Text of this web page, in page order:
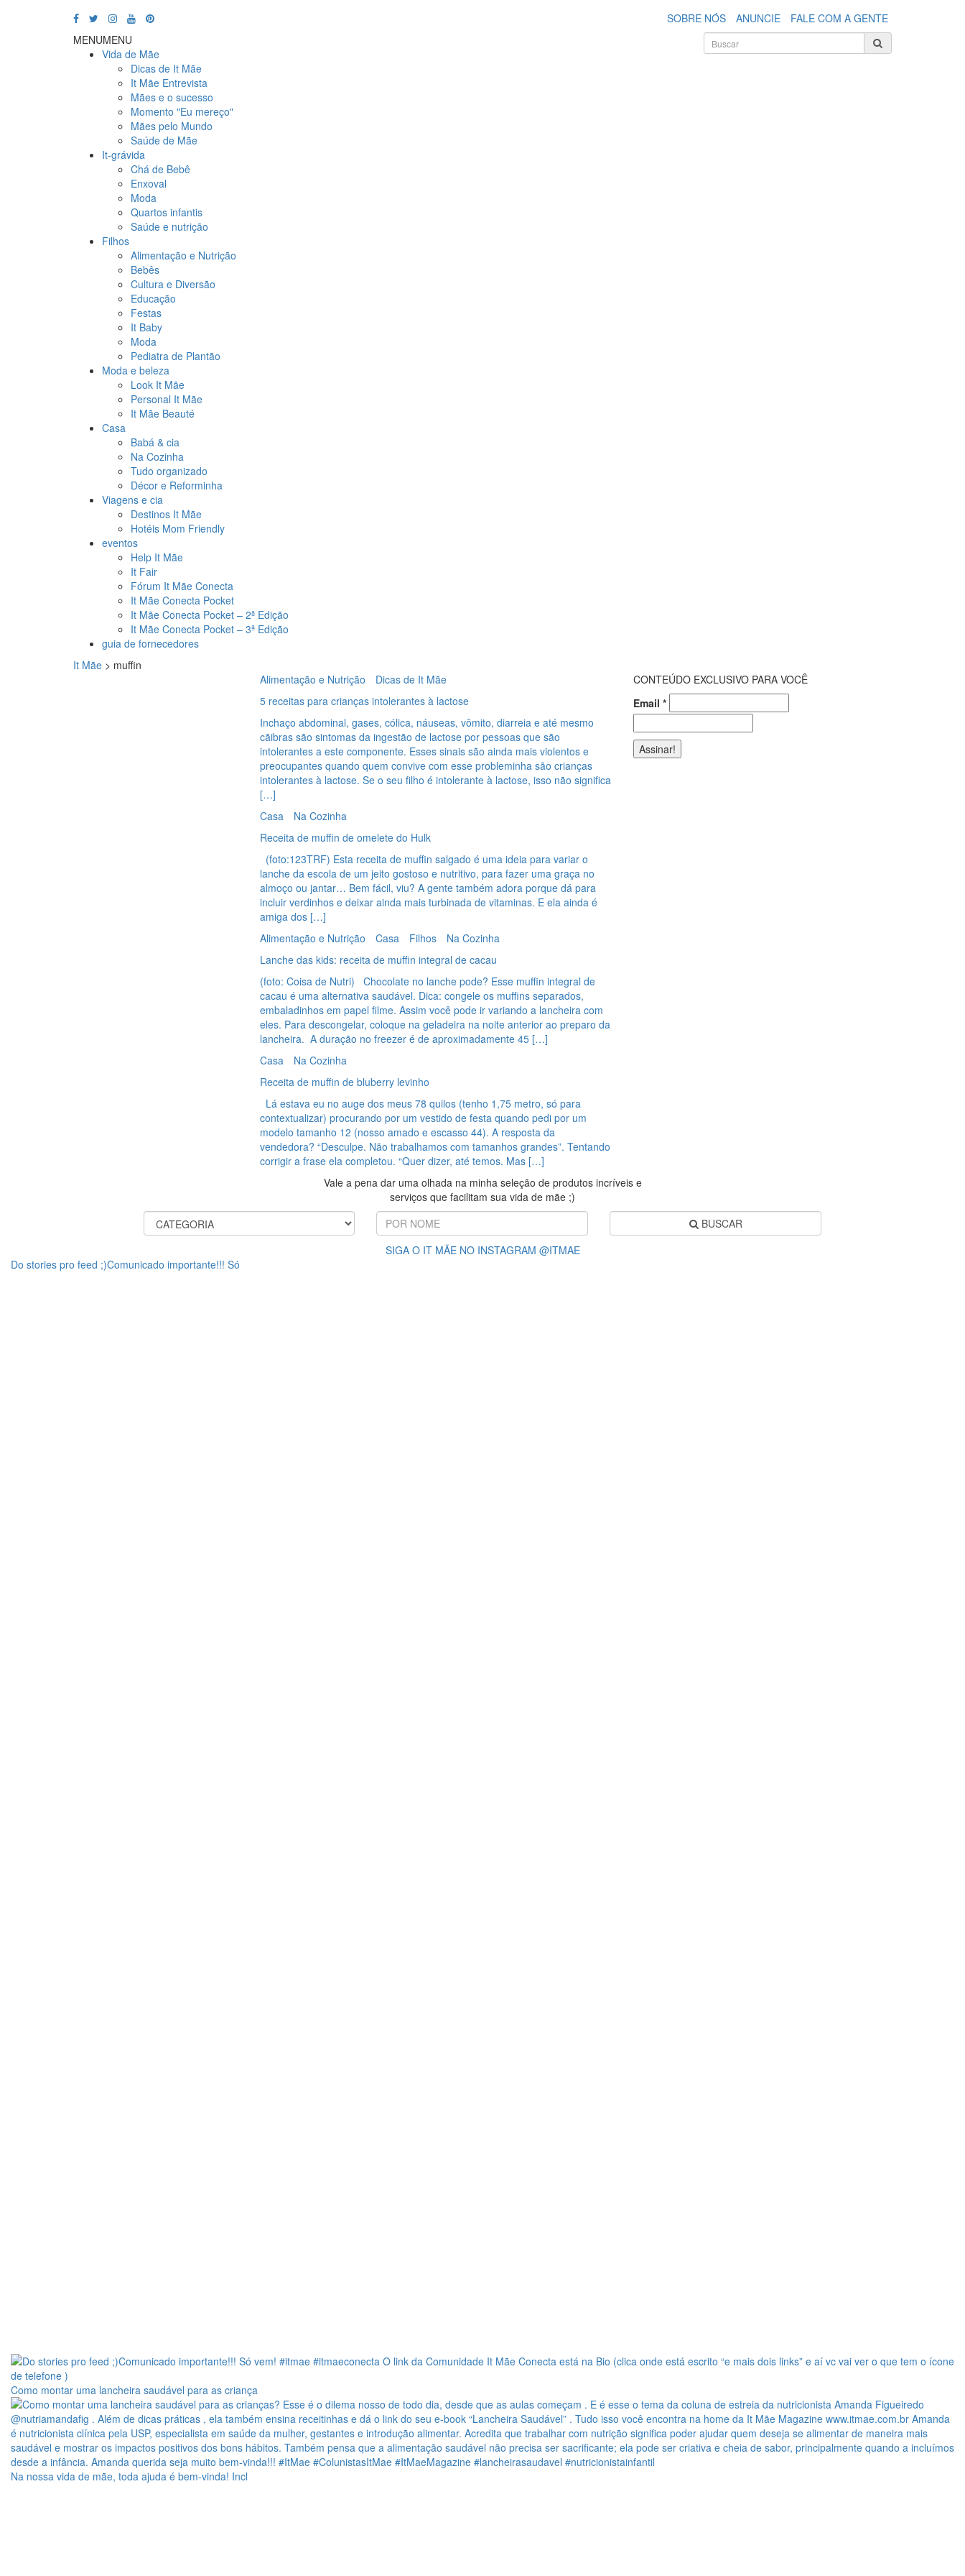
SOBRE NÓS ANUNCIE
FALE COM A GENTE
MENUMENU
Vida de Mãe
Dicas de It Mãe
It Mãe Entrevista
Mães e o sucesso
Momento "Eu mereço"
Mães pelo Mundo
Saúde de Mãe
It-grávida
Chá de Bebê
Enxoval
Moda
Quartos infantis
Saúde e nutrição
Filhos
Alimentação e Nutrição
Bebês
Cultura e Diversão
Educação
Festas
It Baby
Moda
Pediatra de Plantão
Moda e beleza
Look It Mãe
Personal It Mãe
It Mãe Beauté
Casa
Babá & cia
Na Cozinha
Tudo organizado
Décor e Reforminha
Viagens e cia
Destinos It Mãe
Hotéis Mom Friendly
eventos
Help It Mãe
It Fair
Fórum It Mãe Conecta
It Mãe Conecta Pocket
It Mãe Conecta Pocket – 2ª Edição
It Mãe Conecta Pocket – 3ª Edição
guia de fornecedores
It Mãe > muffin
Alimentação e Nutrição
Dicas de It Mãe
5 receitas para crianças intolerantes à lactose
Inchaço abdominal, gases, cólica, náuseas, vômito, diarreia e até mesmo
cãibras são sintomas da ingestão de lactose por pessoas que são
intolerantes a este componente. Esses sinais são ainda mais violentos e
preocupantes quando quem convive com esse probleminha são crianças
intolerantes à lactose. Se o seu filho é intolerante à lactose, isso não significa
[…]
Casa
Na Cozinha
Receita de muffin de omelete do Hulk
(foto:123TRF) Esta receita de muffin salgado é uma ideia para variar o
lanche da escola de um jeito gostoso e nutritivo, para fazer uma graça no
almoço ou jantar… Bem fácil, viu? A gente também adora porque dá para
incluir verdinhos e deixar ainda mais turbinada de vitaminas. E ela ainda é
amiga dos […]
Alimentação e Nutrição
Casa Filhos
Na Cozinha
Lanche das kids: receita de muffin integral de cacau
(foto: Coisa de Nutri) Chocolate no lanche pode? Esse muffin integral de
cacau é uma alternativa saudável. Dica: congele os muffins separados,
embaladinhos em papel filme. Assim você pode ir variando a lancheira com
eles. Para descongelar, coloque na geladeira na noite anterior ao preparo da
lancheira. A duração no freezer é de aproximadamente 45 […]
Casa
Na Cozinha
Receita de muffin de bluberry levinho
Lá estava eu no auge dos meus 78 quilos (tenho 1,75 metro, só para
contextualizar) procurando por um vestido de festa quando pedi por um
modelo tamanho 12 (nosso amado e escasso 44). A resposta da
vendedora? “Desculpe. Não trabalhamos com tamanhos grandes”. Tentando
corrigir a frase ela completou. “Quer dizer, até temos. Mas […]
CONTEÚDO EXCLUSIVO PARA VOCÊ
Email *
Vale a pena dar uma olhada na minha seleção de produtos incríveis e
serviços que facilitam sua vida de mãe ;)
BUSCAR
SIGA O IT MÃE NO INSTAGRAM @ITMAE
Do stories pro feed ;)Comunicado importante!!! Só
Como montar uma lancheira saudável para as criança
Na nossa vida de mãe, toda ajuda é bem-vinda! Incl